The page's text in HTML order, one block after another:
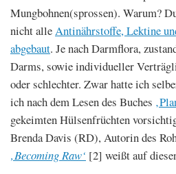
Mungbohnen(sprossen). Warum?
nicht alleAntinährstoffe, Lektine
abgebaut. Je nach Darmflora,
Darms, sowie individueller
oder schlechter. Zwar hatte ich
ich nach dem Lesen des Buches
gekeimten Hülsenfrüchten
Brenda Davis (RD), Autorin des
‚Becoming Raw‘ [2] weißt auf